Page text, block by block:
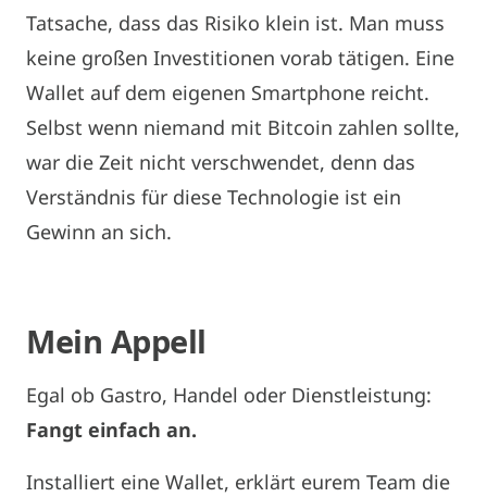
Tatsache, dass das Risiko klein ist. Man muss
keine großen Investitionen vorab tätigen. Eine
Wallet auf dem eigenen Smartphone reicht.
Selbst wenn niemand mit Bitcoin zahlen sollte,
war die Zeit nicht verschwendet, denn das
Verständnis für diese Technologie ist ein
Gewinn an sich.
Mein Appell
Egal ob Gastro, Handel oder Dienstleistung:
Fangt einfach an.
Installiert eine Wallet, erklärt eurem Team die